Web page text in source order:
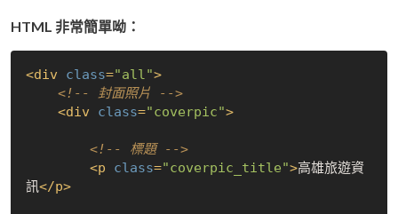
HTML 非常簡單呦：
<div class="all">
<!-- 封面照片 -->
<div class="coverpic">
<!-- 標題 -->
<p class="coverpic_title">高雄旅遊資
訊</p>